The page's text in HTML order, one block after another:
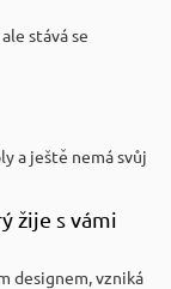
stává se
a ještě nemá svůj
žije s vámi
designem, vzniká